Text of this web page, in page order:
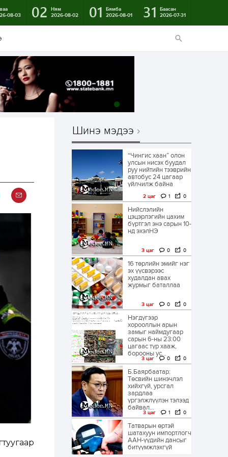
08-03
02
Ням
2026-08-02
01
Бямба
2026-08-01
31
Баасан
2026-07-31
Шинэ мэдээ
“Чингис хаан” олон
улсын нисэх буудал
руу нийтийн тээврийн
автобус 24 цагаар
үйлчилж байна
2 цаг 1 0
Нийслэлийн
цэцэрлэгийн цахим
бүртгэл энэ сарын 10-
нд эхэлНЭ
3 цаг 0 0
16 төрлийн эмийг нэг
эх үүсвэрээс
худалдан авах
журмыг баталлаа
3 цаг 0 0
Нэгдүгээр
хорооллын арын
замыг наймдугаар
сарын 6-ны 23:00
цагаас түр хааж,
борооны ус...
3 цаг 0 0
Б.Баярбаатар:
Төсвийн шинэчлэл
хийхгүй, урсгал
зардлаа
үргэлжлүүлэн тэлээд
байвал...
3 цаг 1 0
Татварын өртэй
шатахуун импортлогч
ААН-үүдийн дансыг
битүүмжлэхгүй